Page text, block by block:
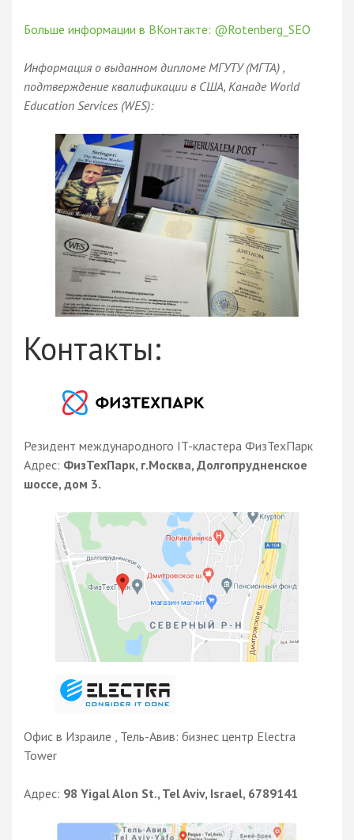
Больше информации в ВКонтакте: @Rotenberg_SEO
Информация о выданном дипломе МГУТУ (МГТА) ,
подтверждение квалификации в США, Канаде World
Education Services (WES):
Контакты:
Резидент международного IT-кластера ФизТехПарк
Адрес: ФизТехПарк, г.Москва, Долгопрудненское
шоссе, дом 3.
Офис в Израиле , Тель-Авив: бизнес центр Electra
Tower
Адрес: 98 Yigal Alon St., Tel Aviv, Israel, 6789141